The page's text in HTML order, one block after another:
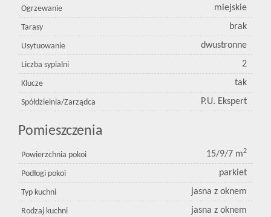
Ogrzewanie miejskie
Tarasy brak
Usytuowanie dwustronne
Liczba sypialni 2
Klucze tak
Spółdzielnia/Zarządca P.U. Ekspert
Pomieszczenia
Powierzchnia pokoi 15/9/7 m2
Podłogi pokoi parkiet
Typ kuchni jasna z oknem
Rodzaj kuchni jasna z oknem